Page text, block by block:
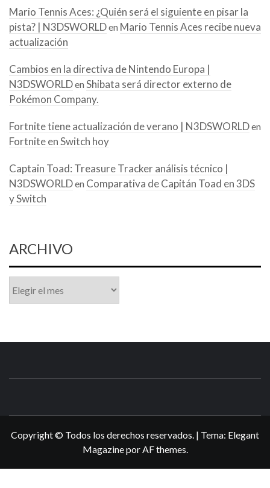
Mario Tennis Aces: ¿Quién será el siguiente en pisar la
pista? | N3DSWORLDen Mario Tennis Aces recibe nueva
actualización
Cambios en la directiva de Nintendo Europa |
N3DSWORLDen Shibata será director externo de
Pokémon Company.
Fortnite tiene actualización de verano | N3DSWORLDen
Fortnite en Switch hoy
Captain Toad: Treasure Tracker análisis técnico |
N3DSWORLDen Comparativa de Capitán Toad en 3DS
y Switch
ARCHIVO
Copyright © Todos los derechos reservados. | Tema: Elegant
MagazineporAF themes.